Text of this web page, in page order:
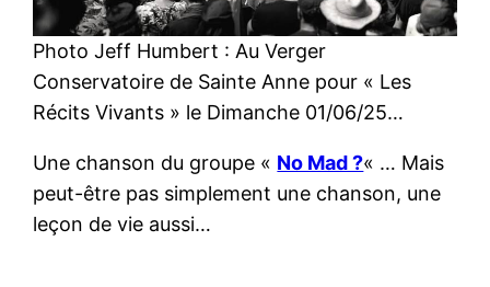
Photo Jeff Humbert : Au Verger
Conservatoire de Sainte Anne pour « Les
Récits Vivants » le Dimanche 01/06/25…
Une chanson du groupe « No Mad ?« … Mais
peut-être pas simplement une chanson, une
leçon de vie aussi…